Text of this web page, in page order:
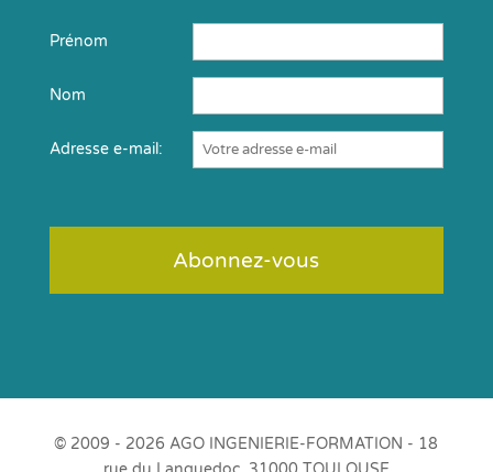
Prénom
Nom
Adresse e-mail:
© 2009 - 2026 AGO INGENIERIE-FORMATION - 18